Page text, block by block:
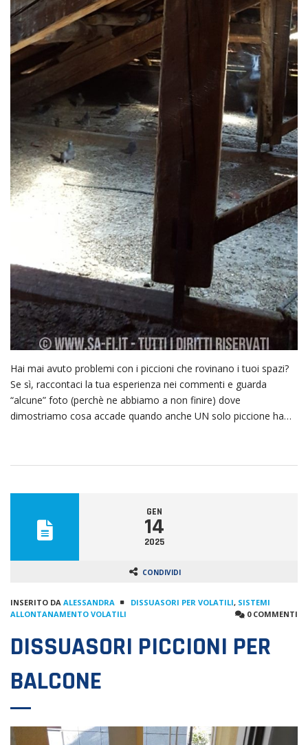
Hai mai avuto problemi con i piccioni che rovinano i tuoi spazi?
Se sì, raccontaci la tua esperienza nei commenti e guarda
“alcune” foto (perchè ne abbiamo a non finire) dove
dimostriamo cosa accade quando anche UN solo piccione ha…
GEN
14
2025
CONDIVIDI
INSERITO DA ALESSANDRA DISSUASORI PER VOLATILI, SISTEMI
ALLONTANAMENTO VOLATILI
0 COMMENTI
DISSUASORI PICCIONI PER
BALCONE